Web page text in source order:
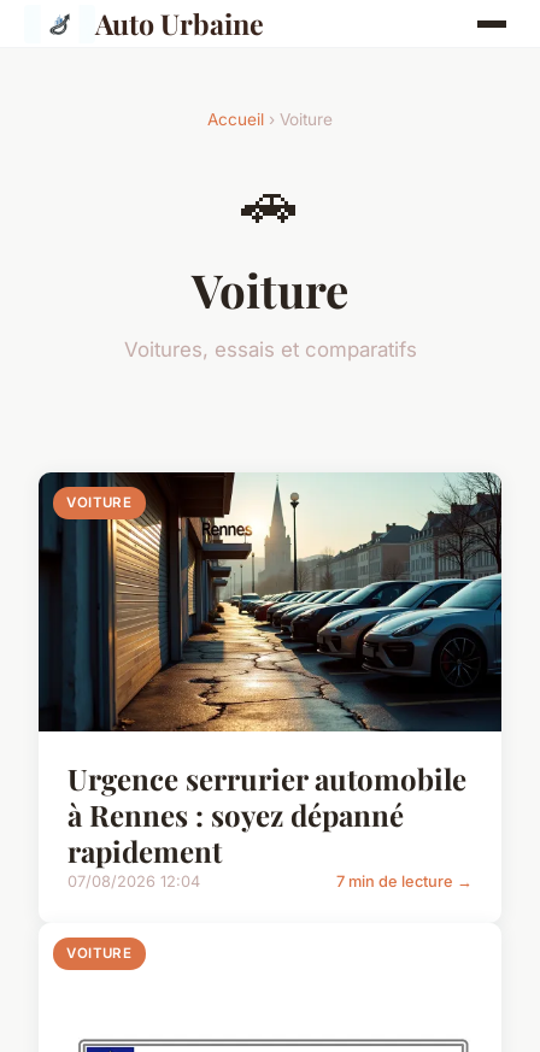
Auto Urbaine
Accueil › Voiture
🚗
Voiture
Voitures, essais et comparatifs
VOITURE
Urgence serrurier automobile
à Rennes : soyez dépanné
rapidement
07/08/2026 12:04 7 min de lecture →
VOITURE